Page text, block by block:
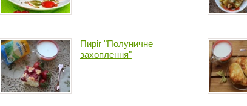
Пиріг "Полуничне
захоплення"